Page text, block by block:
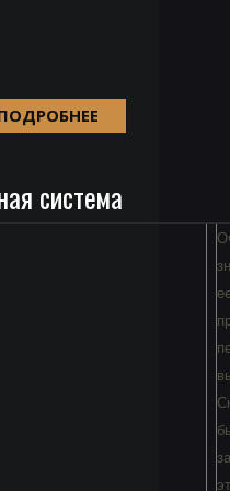
система